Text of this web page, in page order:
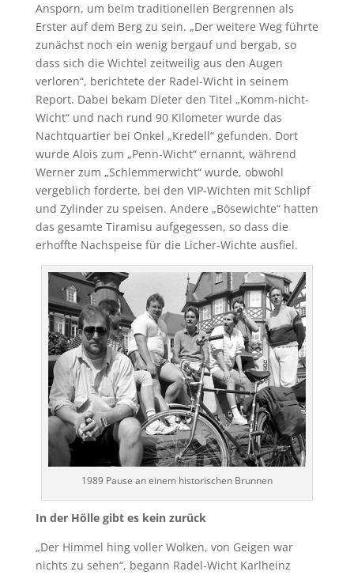
Ansporn, um beim traditionellen Bergrennen als
Erster auf dem Berg zu sein. „Der weitere Weg führte
zunächst noch ein wenig bergauf und bergab, so
dass sich die Wichtel zeitweilig aus den Augen
verloren“, berichtete der Radel-Wicht in seinem
Report. Dabei bekam Dieter den Titel „Komm-nicht-
Wicht“ und nach rund 90 Kilometer wurde das
Nachtquartier bei Onkel „Kredell“ gefunden. Dort
wurde Alois zum „Penn-Wicht“ ernannt, während
Werner zum „Schlemmerwicht“ wurde, obwohl
vergeblich forderte, bei den VIP-Wichten mit Schlipf
und Zylinder zu speisen. Andere „Bösewichte“ hatten
das gesamte Tiramisu aufgegessen, so dass die
erhoffte Nachspeise für die Licher-Wichte ausfiel.
1989 Pause an einem historischen Brunnen
In der Hölle gibt es kein zurück
„Der Himmel hing voller Wolken, von Geigen war
nichts zu sehen“, begann Radel-Wicht Karlheinz